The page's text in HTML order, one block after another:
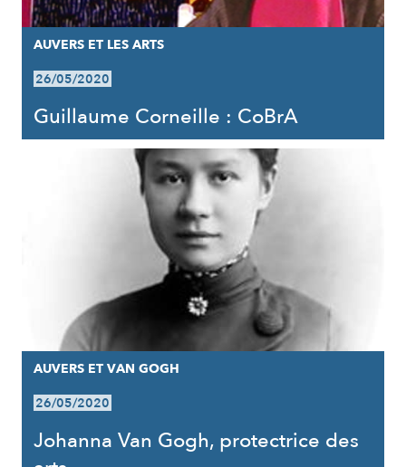
AUVERS ET LES ARTS
26/05/2020
Guillaume Corneille : CoBrA
AUVERS ET VAN GOGH
26/05/2020
Johanna Van Gogh, protectrice des